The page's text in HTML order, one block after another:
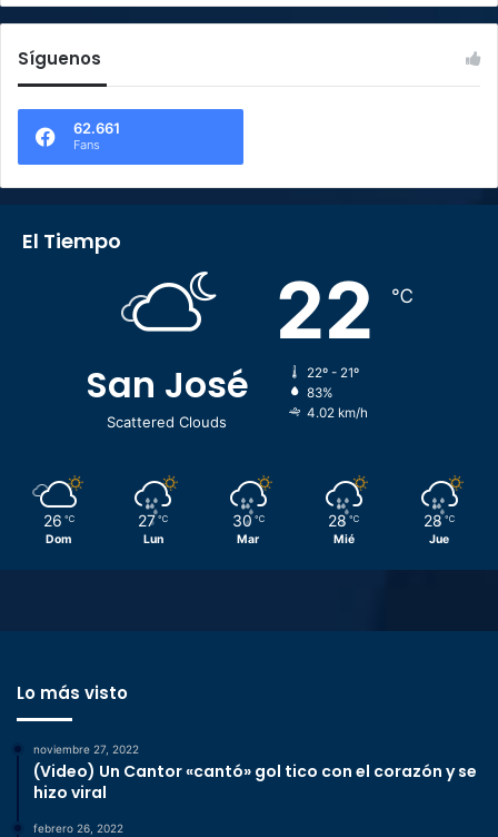
Síguenos
62.661
Fans
El Tiempo
San José
Scattered Clouds
22 ℃
22º - 21º
83%
4.02 km/h
26 ℃
Dom
27 ℃
Lun
30 ℃
Mar
28 ℃
Mié
28 ℃
Jue
Lo más visto
noviembre 27, 2022
(Video) Un Cantor «cantó» gol tico con el corazón y se
hizo viral
febrero 26, 2022